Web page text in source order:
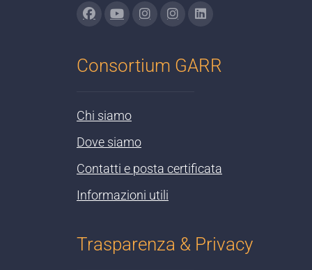
Consortium GARR
Chi siamo
Dove siamo
Contatti e posta certificata
Informazioni utili
Trasparenza & Privacy